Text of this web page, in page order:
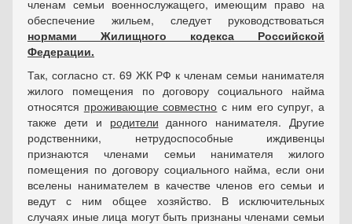
членам семьи военнослужащего, имеющим право на
обеспечение жильем, следует руководствоваться
нормами Жилищного кодекса Российской
Федерации.
Так, согласно ст. 69 ЖК РФ к членам семьи нанимателя
жилого помещения по договору социального найма
относятся проживающие совместно с ним его супруг, а
также дети и родители данного нанимателя. Другие
родственники, нетрудоспособные иждивенцы
признаются членами семьи нанимателя жилого
помещения по договору социального найма, если они
вселены нанимателем в качестве членов его семьи и
ведут с ним общее хозяйство. В исключительных
случаях иные лица могут быть признаны членами семьи